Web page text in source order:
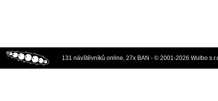
131 návštěvníků online, 27x BAN - © 2001-2026 Wulbo